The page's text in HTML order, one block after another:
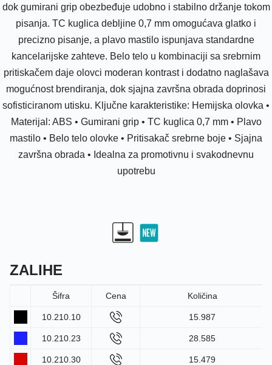
dok gumirani grip obezbeđuje udobno i stabilno držanje tokom
pisanja. TC kuglica debljine 0,7 mm omogućava glatko i
precizno pisanje, a plavo mastilo ispunjava standardne
kancelarijske zahteve. Belo telo u kombinaciji sa srebrnim
pritiskačem daje olovci moderan kontrast i dodatno naglašava
mogućnost brendiranja, dok sjajna završna obrada doprinosi
sofisticiranom utisku. Ključne karakteristike: Hemijska olovka •
Materijal: ABS • Gumirani grip • TC kuglica 0,7 mm • Plavo
mastilo • Belo telo olovke • Pritisakač srebrne boje • Sjajna
završna obrada • Idealna za promotivnu i svakodnevnu
upotrebu
ZALIHE
Šifra Cena Količina
10.210.10 15.987
10.210.23 28.585
10.210.30 15.479